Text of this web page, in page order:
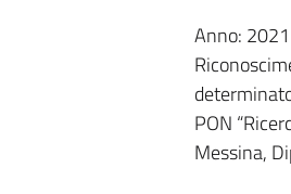
Anno: 2021
PON
Messina,